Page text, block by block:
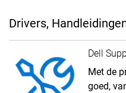
Drivers,
Dell
Met de
goed,